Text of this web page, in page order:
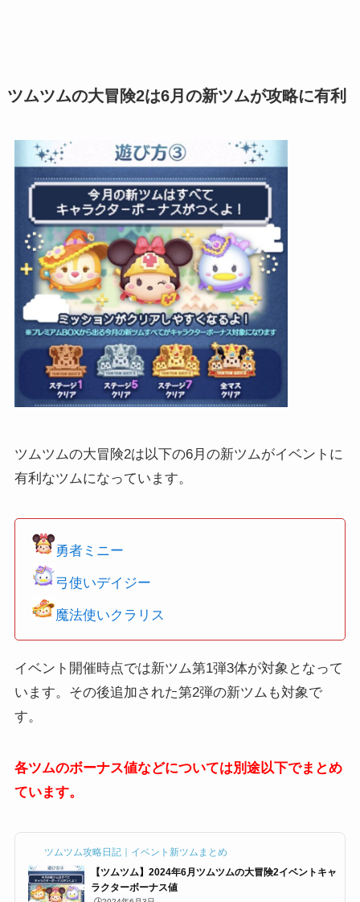
ツムツムの大冒険2は6月の新ツムが攻略に有利
ツムツムの大冒険2は以下の6月の新ツムがイベントに
有利なツムになっています。
勇者ミニー
弓使いデイジー
魔法使いクラリス
イベント開催時点では新ツム第1弾3体が対象となって
います。その後追加された第2弾の新ツムも対象で
す。
各ツムのボーナス値などについては別途以下でまとめ
ています。
ツムツム攻略日記｜イベント新ツムまとめ
【ツムツム】2024年6月ツムツムの大冒険2イベントキャ
ラクターボーナス値